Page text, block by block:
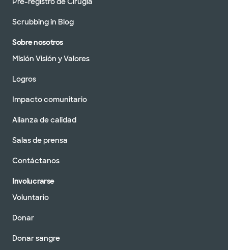
Scrubbing in Blog
Sobre nosotros
Misión Visión y Valores
Logros
Impacto comunitario
Alianza de calidad
Salas de prensa
Contáctanos
Involucrarse
Voluntario
Donar
Donar sangre